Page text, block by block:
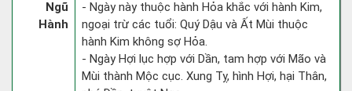
Ngũ
Hành
- Ngày này thuộc hành Hỏa khắc với hành Kim,
ngoại trừ các tuổi: Quý Dậu và Ất Mùi thuộc
hành Kim không sợ Hỏa.
- Ngày Hợi lục hợp với Dần, tam hợp với Mão và
Mùi thành Mộc cục. Xung Tỵ, hình Hợi, hại Thân,